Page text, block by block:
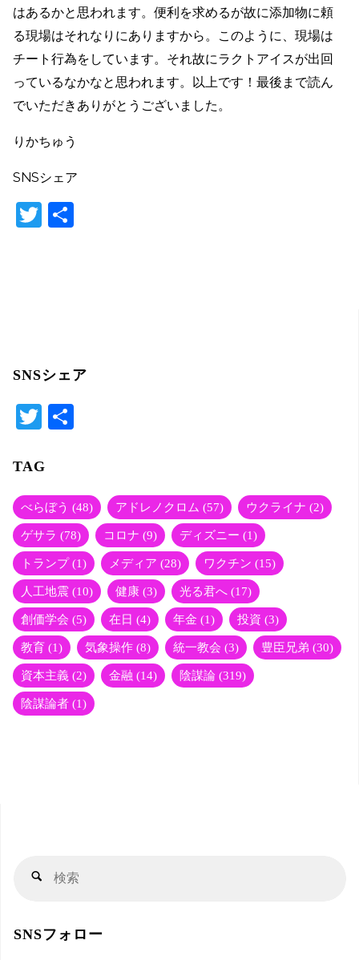
はあるかと思われます。便利を求めるが故に添加物に頼
る現場はそれなりにありますから。このように、現場は
チート行為をしています。それ故にラクトアイスが出回
っているなかなと思われます。以上です！最後まで読ん
でいただきありがとうございました。
りかちゅう
SNSシェア
T
SNSシェア
T
tte
r
TAG
べらぼう (48) アドレノクロム (57) ウクライナ (2)
ゲサラ (78) コロナ (9) ディズニー (1)
トランプ(1) メディア (28) ワクチン (15)
人工地震 (10) 健康 (3) 光る君へ (17)
創価学会 (5) 在日 (4) 年金 (1) 投資 (3)
教育 (1) 気象操作 (8) 統一教会 (3) 豊臣兄弟 (30)
資本主義 (2) 金融 (14) 陰謀論 (319)
陰謀論者 (1)
検
SNSフォロー